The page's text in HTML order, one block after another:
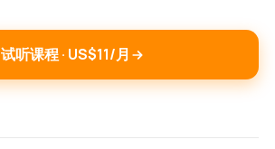
试听课程 · US$11/月